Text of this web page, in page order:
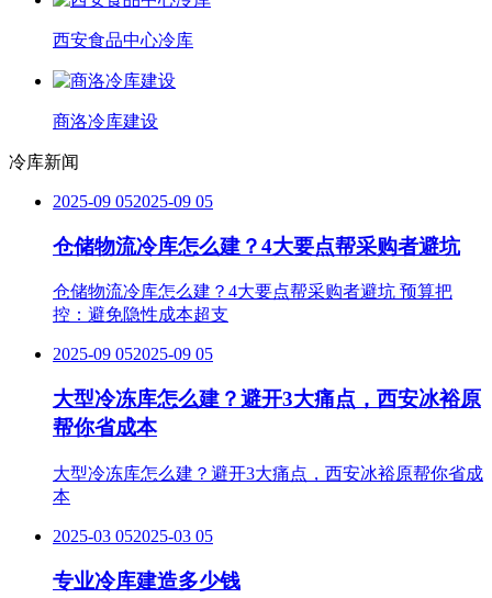
西安食品中心冷库
商洛冷库建设
冷库新闻
2025-09 052025-09 05
仓储物流冷库怎么建？4大要点帮采购者避坑
仓储物流冷库怎么建？4大要点帮采购者避坑 预算把
控：避免隐性成本超支
2025-09 052025-09 05
大型冷冻库怎么建？避开3大痛点，西安冰裕原
帮你省成本
大型冷冻库怎么建？避开3大痛点，西安冰裕原帮你省成
本
2025-03 052025-03 05
专业冷库建造多少钱